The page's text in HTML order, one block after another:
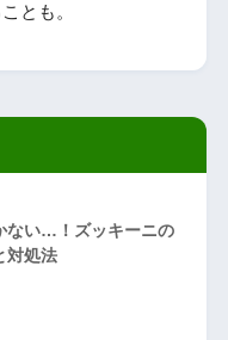
とも。
ない…！ズッキーニの
対処法